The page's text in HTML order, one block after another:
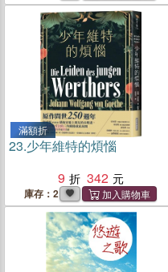
滿額折
23.少年維特的煩惱
9
342
庫存：2